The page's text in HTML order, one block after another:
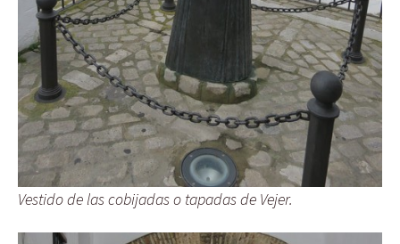
Vestido de las cobijadas o tapadas de Vejer.